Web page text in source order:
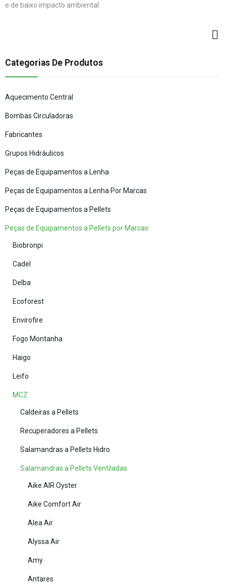
e de baixo impacto ambiental.
Categorias De Produtos
Aquecimento Central
Bombas Circuladoras
Fabricantes
Grupos Hidráulicos
Peças de Equipamentos a Lenha
Peças de Equipamentos a Lenha Por Marcas
Peças de Equipamentos a Pellets
Peças de Equipamentos a Pellets por Marcas
Biobronpi
Cadel
Delba
Ecoforest
Envirofire
Fogo Montanha
Haigo
Leifo
MCZ
Caldeiras a Pellets
Recuperadores a Pellets
Salamandras a Pellets Hidro
Salamandras a Pellets Ventiladas
Aike AIR Oyster
Aike Comfort Air
Alea Air
Alyssa Air
Amy
Antares